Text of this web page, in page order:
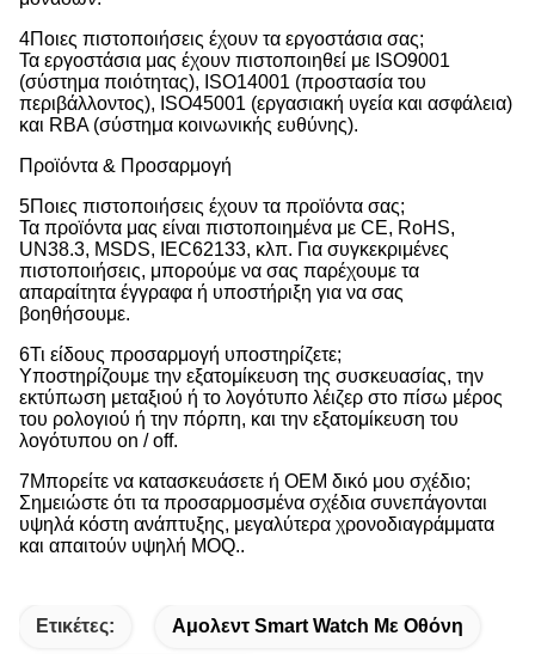
4Ποιες πιστοποιήσεις έχουν τα εργοστάσια σας;
Τα εργοστάσια μας έχουν πιστοποιηθεί με ISO9001
(σύστημα ποιότητας), ISO14001 (προστασία του
περιβάλλοντος), ISO45001 (εργασιακή υγεία και ασφάλεια)
και RBA (σύστημα κοινωνικής ευθύνης).
Προϊόντα & Προσαρμογή
5Ποιες πιστοποιήσεις έχουν τα προϊόντα σας;
Τα προϊόντα μας είναι πιστοποιημένα με CE, RoHS,
UN38.3, MSDS, IEC62133, κλπ. Για συγκεκριμένες
πιστοποιήσεις, μπορούμε να σας παρέχουμε τα
απαραίτητα έγγραφα ή υποστήριξη για να σας
βοηθήσουμε.
6Τι είδους προσαρμογή υποστηρίζετε;
Υποστηρίζουμε την εξατομίκευση της συσκευασίας, την
εκτύπωση μεταξιού ή το λογότυπο λέιζερ στο πίσω μέρος
του ρολογιού ή την πόρπη, και την εξατομίκευση του
λογότυπου on / off.
7Μπορείτε να κατασκευάσετε ή OEM δικό μου σχέδιο;
Σημειώστε ότι τα προσαρμοσμένα σχέδια συνεπάγονται
υψηλά κόστη ανάπτυξης, μεγαλύτερα χρονοδιαγράμματα
και απαιτούν υψηλή MOQ..
Ετικέτες: Αμολεντ Smart Watch Με Οθόνη